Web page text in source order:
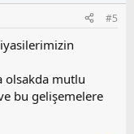
#5
olsakda mutlu
bu gelişemelere